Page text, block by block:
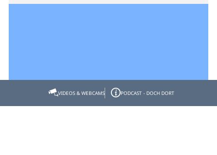
VIDEOS & WEBCAMS PODCAST - DOCH DORT